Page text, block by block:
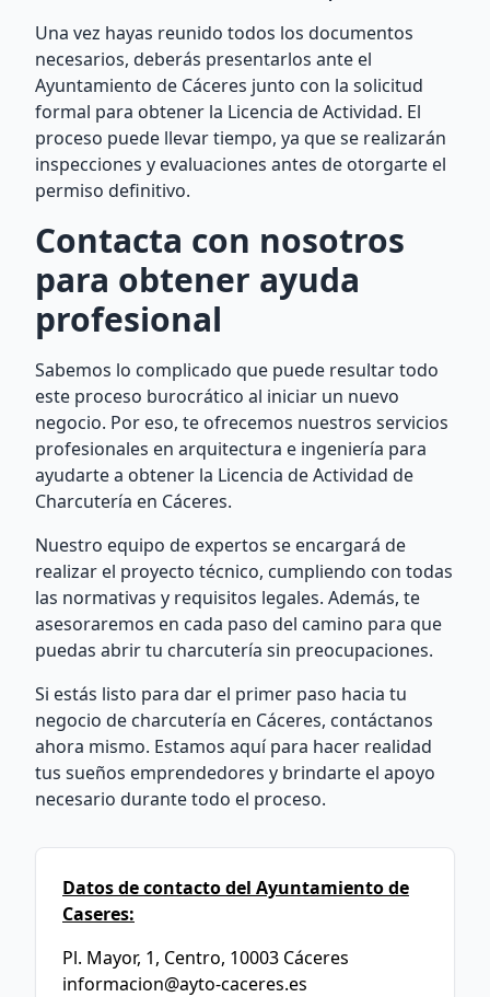
Una vez hayas reunido todos los documentos
necesarios, deberás presentarlos ante el
Ayuntamiento de Cáceres junto con la solicitud
formal para obtener la Licencia de Actividad. El
proceso puede llevar tiempo, ya que se realizarán
inspecciones y evaluaciones antes de otorgarte el
permiso definitivo.
Contacta con nosotros
para obtener ayuda
profesional
Sabemos lo complicado que puede resultar todo
este proceso burocrático al iniciar un nuevo
negocio. Por eso, te ofrecemos nuestros servicios
profesionales en arquitectura e ingeniería para
ayudarte a obtener la Licencia de Actividad de
Charcutería en Cáceres.
Nuestro equipo de expertos se encargará de
realizar el proyecto técnico, cumpliendo con todas
las normativas y requisitos legales. Además, te
asesoraremos en cada paso del camino para que
puedas abrir tu charcutería sin preocupaciones.
Si estás listo para dar el primer paso hacia tu
negocio de charcutería en Cáceres, contáctanos
ahora mismo. Estamos aquí para hacer realidad
tus sueños emprendedores y brindarte el apoyo
necesario durante todo el proceso.
Datos de contacto del Ayuntamiento de
Caseres:
Pl. Mayor, 1, Centro, 10003 Cáceres
informacion@ayto-caceres.es